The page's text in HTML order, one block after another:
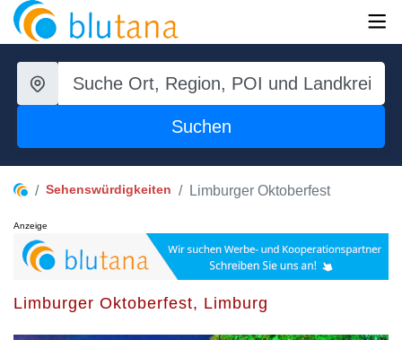
Suchen
Sehenswürdigkeiten Limburger Oktoberfest
Anzeige
Limburger Oktoberfest, Limburg